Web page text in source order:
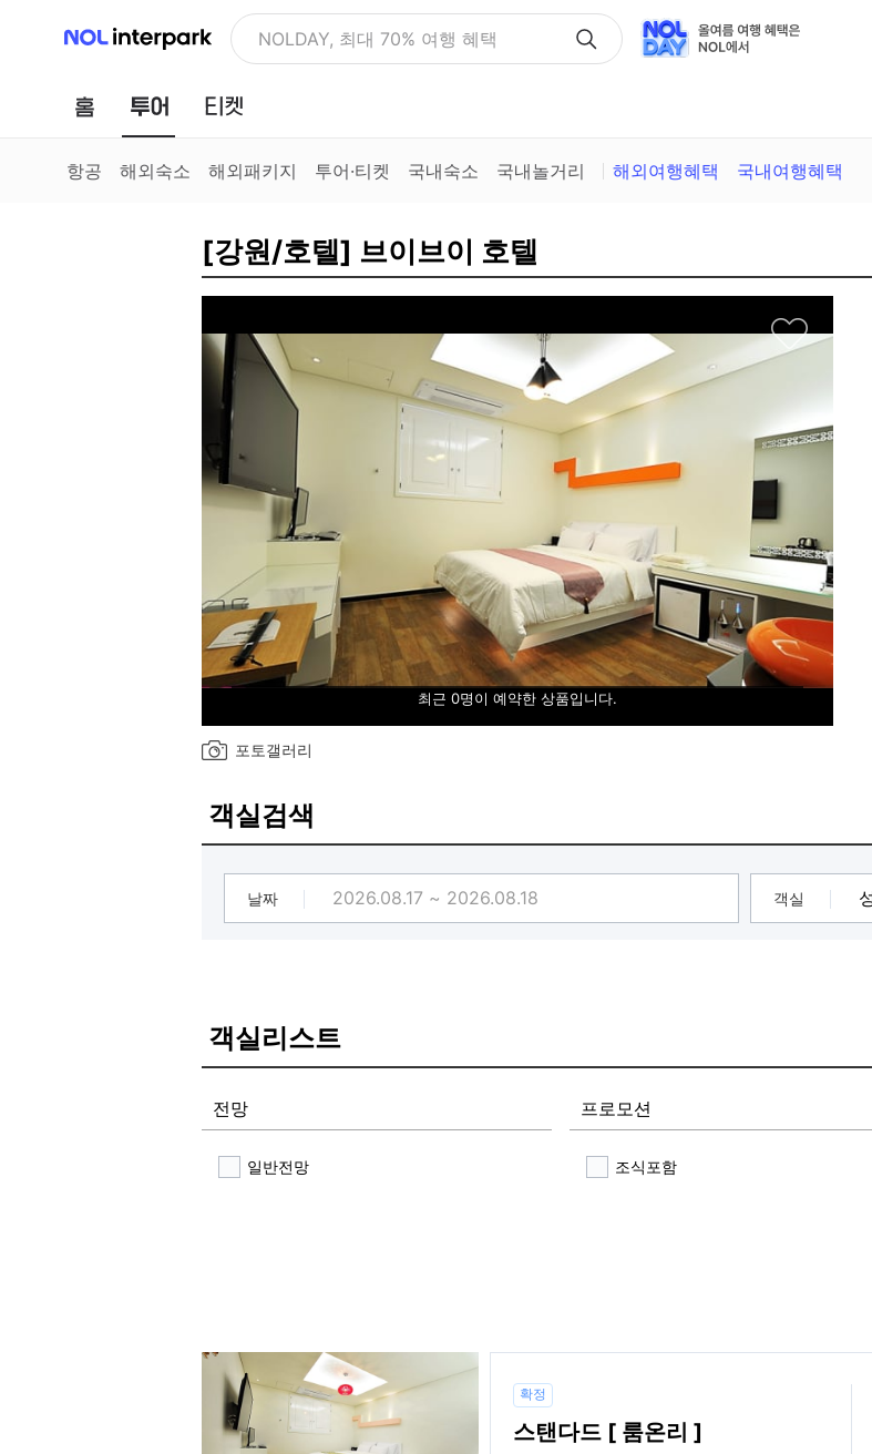
NOL 인터파크 NOLDAY, 최대 70% 여행 혜택
홈 투어
항공 해외숙소 해외패키지 투어·티켓 국내숙소 국내놀거리 해외여행혜택 국내여행혜택
[강원/호텔] 브이브이 호텔
최근 0명이 예약한 상품입니다.
포토갤러리
객실검색
날짜 객실
객실리스트
전망
일반전망
프로모션
조식포함
확정
스탠다드 [ 룸온리 ]